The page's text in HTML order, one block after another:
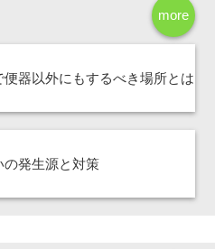
more
便器以外にもするべき場所とは
の発生源と対策